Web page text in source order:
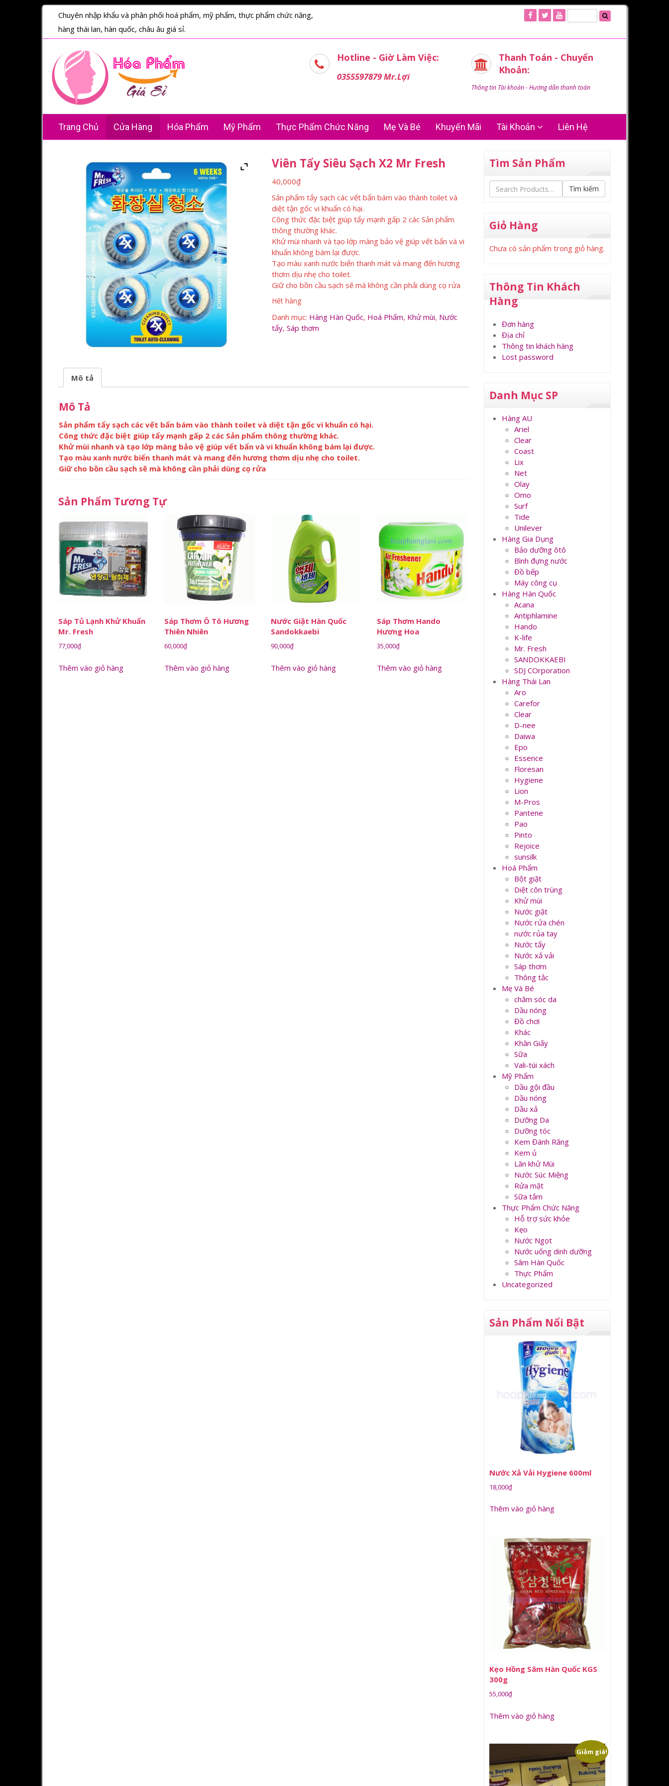
Chuyên nhập khẩu và phân phối hoá phẩm, mỹ phẩm, thực phẩm chức năng,
hàng thái lan, hàn quốc, châu âu giá sỉ.
Hotline - Giờ Làm Việc:
0355597879 Mr.Lợi
Thanh Toán - Chuyển
Khoản:
Thông tin Tài khoản - Hướng dẫn thanh toán
Trang Chủ Cửa Hàng Hóa Phẩm Mỹ Phẩm Thực Phẩm Chức Năng Mẹ Và Bé Khuyến Mãi Tài Khoản Liên Hệ
Viên Tẩy Siêu Sạch X2 Mr Fresh
40,000₫
Sản phẩm tẩy sạch các vết bẩn bám vào thành toilet và
diệt tận gốc vi khuẩn có hại.
Công thức đặc biệt giúp tẩy mạnh gấp 2 các Sản phẩm
thông thường khác.
Khử mùi nhanh và tạo lớp màng bảo vệ giúp vết bẩn và vi
khuẩn không bám lại được.
Tạo màu xanh nước biển thanh mát và mang đến hương
thơm dịu nhẹ cho toilet.
Giữ cho bồn cầu sạch sẽ mà không cần phải dùng cọ rửa
Hết hàng
Danh mục: Hàng Hàn Quốc, Hoá Phẩm, Khử mùi, Nước
tẩy, Sáp thơm
Mô tả
Mô Tả
Sản phẩm tẩy sạch các vết bẩn bám vào thành toilet và diệt tận gốc vi khuẩn có hại.
Công thức đặc biệt giúp tẩy mạnh gấp 2 các Sản phẩm thông thường khác.
Khử mùi nhanh và tạo lớp màng bảo vệ giúp vết bẩn và vi khuẩn không bám lại được.
Tạo màu xanh nước biển thanh mát và mang đến hương thơm dịu nhẹ cho toilet.
Giữ cho bồn cầu sạch sẽ mà không cần phải dùng cọ rửa
Sản Phẩm Tương Tự
Sáp Tủ Lạnh Khử Khuẩn
Mr. Fresh
77,000₫
Thêm vào giỏ hàng
Sáp Thơm Ô Tô Hương
Thiên Nhiên
60,000₫
Thêm vào giỏ hàng
Nước Giặt Hàn Quốc
Sandokkaebi
90,000₫
Thêm vào giỏ hàng
Sáp Thơm Hando
Hương Hoa
35,000₫
Thêm vào giỏ hàng
Tìm Sản Phẩm
Tìm kiếm
Giỏ Hàng
Chưa có sản phẩm trong giỏ hàng.
Thông Tin Khách
Hàng
Đơn hàng
Địa chỉ
Thông tin khách hàng
Lost password
Danh Mục SP
Hàng AU
Ariel
Clear
Coast
Lix
Net
Olay
Omo
Surf
Tide
Unilever
Hàng Gia Dụng
Bảo dưỡng ôtô
Bình đựng nước
Đồ bếp
Máy công cụ
Hàng Hàn Quốc
Acana
Antiphlamine
Hando
K-life
Mr. Fresh
SANDOKKAEBI
SDJ COrporation
Hàng Thái Lan
Aro
Carefor
Clear
D-nee
Daiwa
Epo
Essence
Floresan
Hygiene
Lion
M-Pros
Pantene
Pao
Pinto
Rejoice
sunsilk
Hoá Phẩm
Bột giặt
Diệt côn trùng
Khử mùi
Nước giặt
Nước rửa chén
nước rủa tay
Nước tẩy
Nước xả vải
Sáp thơm
Thông tắc
Mẹ Và Bé
chăm sóc da
Dầu nóng
Đồ chơi
Khác
Khăn Giấy
Sữa
Vali-túi xách
Mỹ Phẩm
Dầu gội đầu
Dầu nóng
Dầu xả
Dưỡng Da
Dưỡng tóc
Kem Đánh Răng
Kem ủ
Lăn khử Mùi
Nước Súc Miệng
Rửa mặt
Sữa tắm
Thực Phẩm Chức Năng
Hỗ trợ sức khỏe
Kẹo
Nước Ngọt
Nước uống dinh dưỡng
Sâm Hàn Quốc
Thực Phẩm
Uncategorized
Sản Phẩm Nổi Bật
Nước Xả Vải Hygiene 600ml
18,000₫
Thêm vào giỏ hàng
Kẹo Hồng Sâm Hàn Quốc KGS
300g
55,000₫
Thêm vào giỏ hàng
Giảm giá!